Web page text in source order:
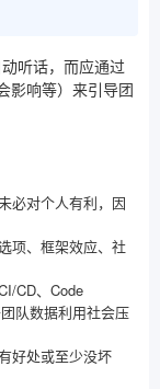
听话，而应通过
影响等）来引导团
必对个人有利，因
项、框架效应、社
CD、Code
队数据利用社会压
好处或至少没坏